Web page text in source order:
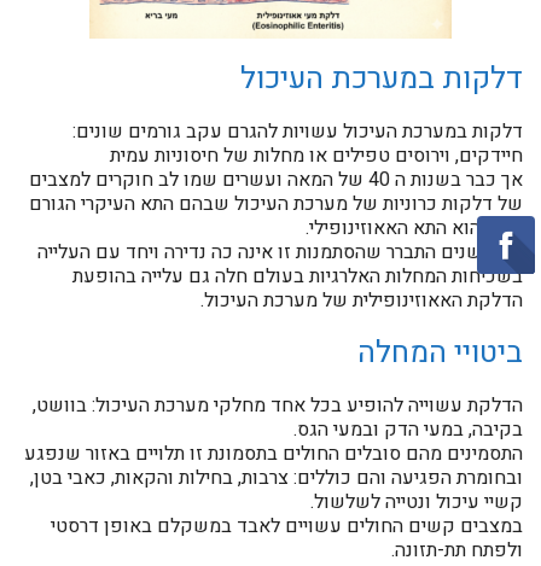
דלקות במערכת העיכול
דלקות במערכת העיכול עשויות להגרם עקב גורמים שונים:
חיידקים, וירוסים טפילים או מחלות של חיסוניות עמית
אך כבר בשנות ה 40 של המאה ועשרים שמו לב חוקרים למצבים
של דלקות כרוניות של מערכת העיכול שבהם התא העיקרי הגורם
לנזק הוא התא האאוזינופילי.
עם השנים התברר שהסתמנות זו אינה כה נדירה ויחד עם העלייה
בשכיחות המחלות האלרגיות בעולם חלה גם עלייה בהופעת
הדלקת האאוזינופילית של מערכת העיכול.
ביטויי המחלה
הדלקת עשוייה להופיע בכל אחד מחלקי מערכת העיכול: בוושט,
בקיבה, במעי הדק ובמעי הגס.
התסמינים מהם סובלים החולים בתסמונת זו תלויים באזור שנפגע
ובחומרת הפגיעה והם כוללים: צרבות, בחילות והקאות, כאבי בטן,
קשיי עיכול ונטייה לשלשול.
במצבים קשים החולים עשויים לאבד במשקלם באופן דרסטי
ולפתח תת-תזונה.